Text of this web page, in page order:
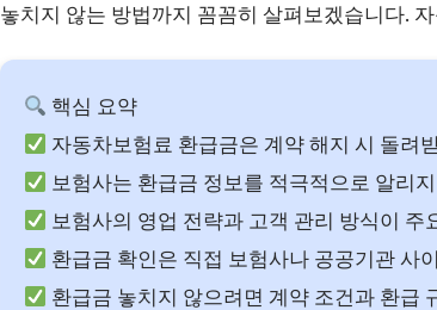
놓치지 않는 방법까지 꼼꼼히 살펴보겠습니다.
핵심 요약
자동차보험료 환급금은 계약 해지 시 돌려
보험사는 환급금 정보를 적극적으로 알리
보험사의 영업 전략과 고객 관리 방식이 주
환급금 확인은 직접 보험사나 공공기관 사
환급금 놓치지 않으려면 계약 조건과 환급